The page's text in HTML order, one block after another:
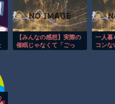
【動画】よく助け
事故。
渡邊渚さん「私が
いう言葉は浸透さ
【みんなの感想】実際の
催眠じゃなくて「ごっ
一人暮
コンな